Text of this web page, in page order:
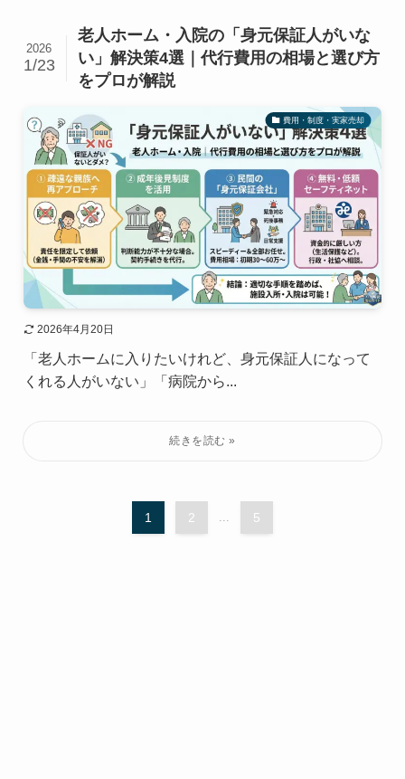
老人ホーム・入院の「身元保証人がいな
い」解決策4選｜代行費用の相場と選び方
をプロが解説
2026
1/23
費用・制度・実家売却
2026年4月20日
「老人ホームに入りたいけれど、身元保証人になって
くれる人がいない」「病院から...
1 2 ... 5